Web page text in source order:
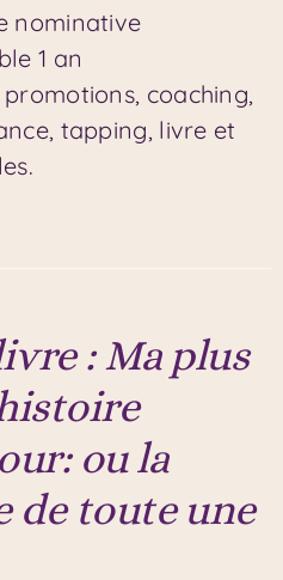
nominative
1 an
promotions, coaching,
tapping, livre et
: Ma plus
ou la
de toute une